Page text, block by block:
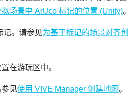
拟场景中 ArUco 标记的位置 (Unity)。
记。请参见为基于标记的场景对齐创
在游玩区中。
见使用 VIVE Manager 创建地图。